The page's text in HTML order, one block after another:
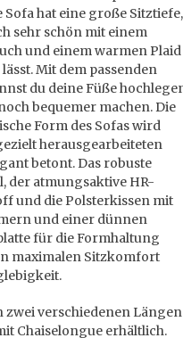
hat eine große Sitztiefe,
sehr schön mit einem
und einem warmen Plaid
Mit dem passenden
du deine Füße
bequemer machen. Die
Form des Sofas wird
herausgearbeiteten
betont. Das robuste
der atmungsaktive HR-
und die Polsterkissen mit
und einer dünnen
für die Formhaltung
maximalen Sitzkomfort
zwei verschiedenen Längen
Chaiselongue erhältlich.